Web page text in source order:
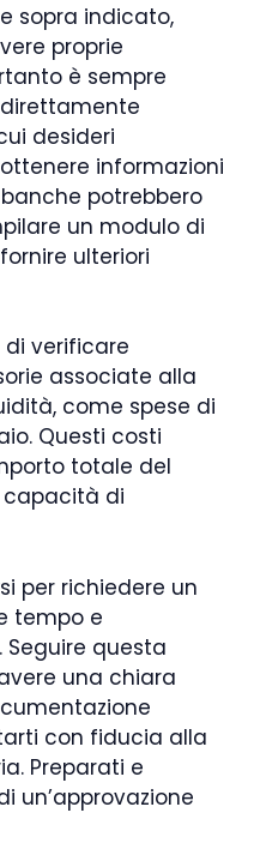
sopra indicato,
proprie
è sempre
desideri
informazioni
potrebbero
un modulo di
ulteriori
verificare
associate alla
come spese di
Questi costi
totale del
di
per richiedere un
tempo e
questa
una chiara
con fiducia alla
Preparati e
un’approvazione